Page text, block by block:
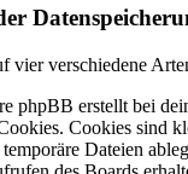
vier verschiedene
phpBB erstellt bei
Cookies sind
Dateien